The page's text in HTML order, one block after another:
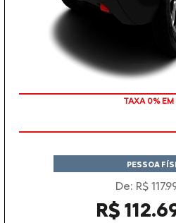
TAXA 0%
PESSOA
De: R$
R$